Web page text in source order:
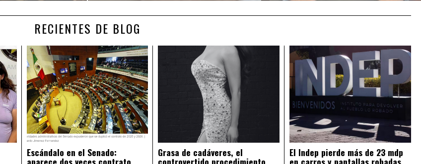
RECIENTES DE BLOG
Escándalo en el Senado:
aparece dos veces contrato
Grasa de cadáveres, el
controvertido procedimiento
El Indep pierde más de 23 mdp
en carros y pantallas robadas